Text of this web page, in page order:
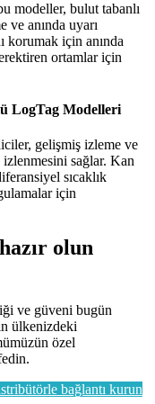
modeller, bulut tabanlı
ve anında uyarı
korumak için anında
ortamlar için
LogTag Modelleri
gelişmiş izleme ve
izlenmesini sağlar. Kan
sıcaklık
için
olun
ve güveni bugün
ülkenizdeki
özel
bağlantı kurun